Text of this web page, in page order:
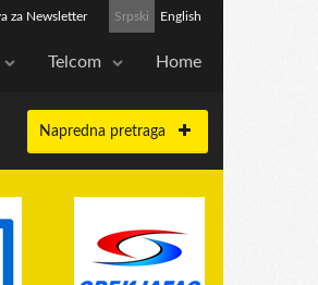
Srpski English
za Newsletter
Telcom Home
Napredna pretraga